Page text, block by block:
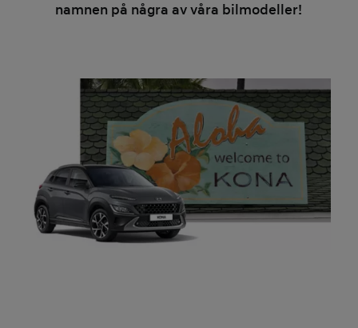
namnen på några av våra bilmodeller!